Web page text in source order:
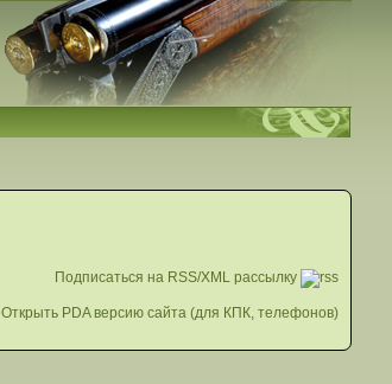
Подписаться на RSS/XML рассылку
Открыть PDA версию сайта (для КПК, телефонов)